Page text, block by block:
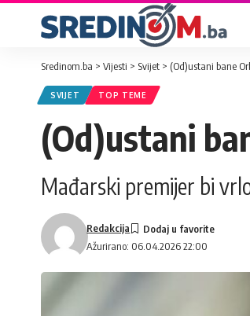
Sredinom.ba > Vijesti > Svijet > (Od)ustani bane
SVIJET TOP TEME
(Od)ustani
Mađarski premijer bi
Ažurirano: 06.04.2026 22:00
Redakcija